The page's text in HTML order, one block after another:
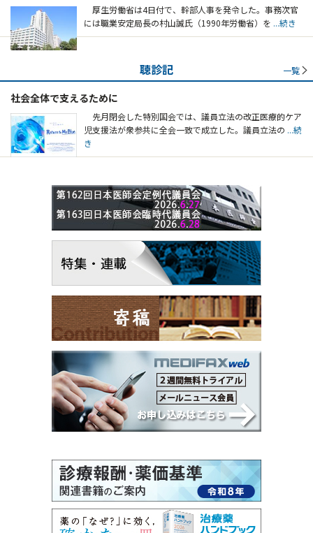
厚生労働省は4日付で、幹部人事を発令した。事務次官
には職業安定局長の村山誠氏（1990年労働省）を ...続き
聴診記 一覧
社会全体で支えるために
先月閉会した特別国会では、議員立法の改正医療的ケア
児支援法が衆参共に全会一致で成立した。議員立法の ...続
き